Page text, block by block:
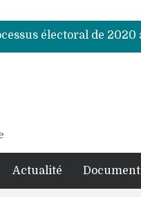
électoral de
électoral de
électoral de
électoral de 2020
électoral de 2020
Actualité